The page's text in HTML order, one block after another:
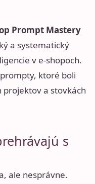
Prompt Mastery
a systematický
v e-shopoch.
ktoré boli
projektov a stovkách
s
ale nesprávne.